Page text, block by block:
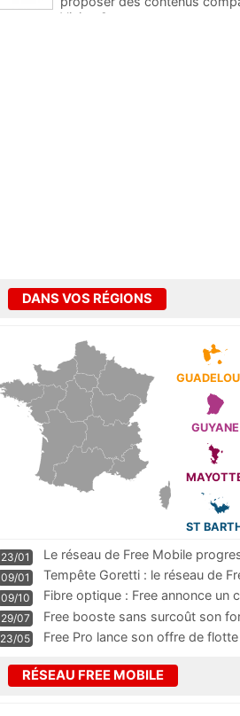
Vision 2
DANS VOS RÉGIONS
GUYANE
ST
23/01
Le réseau de Free Mobile
m
09/01
Tempête Goretti : le réseau de
09/10
Fibre optique : Free annonce un
pass
29/07
Free booste sans surcoût son
23/05 Free Pro lance son offre de
RÉSEAU FREE MOBILE